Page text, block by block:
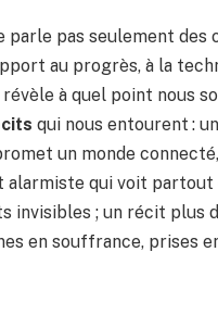
parle pas seulement des
au progrès, à la
à quel point nous
qui nous entourent :
un monde
alarmiste qui voit partout
invisibles ; un récit plus
en souffrance, prises